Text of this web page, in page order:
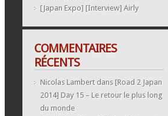
[Japan Expo] [Interview] Airly
COMMENTAIRES
RÉCENTS
Nicolas Lambert dans [Road 2 Japan
2014] Day 15 – Le retour le plus long
du monde